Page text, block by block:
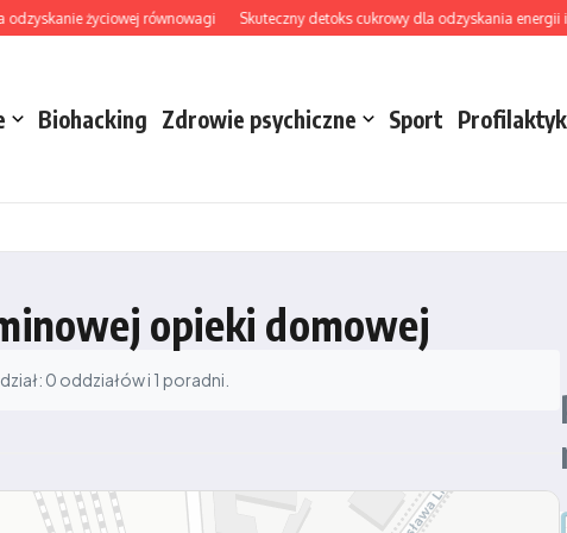
życiowej równowagi Skuteczny detoks cukrowy dla odzyskania energii i
Biohacking Zdrowie psychiczne Sport
opieki domowej
0 oddziałów i 1 poradni.